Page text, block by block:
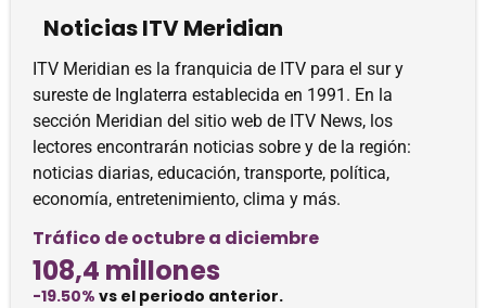
Noticias ITV Meridian
ITV Meridian es la franquicia de ITV para el sur y
sureste de Inglaterra establecida en 1991. En la
sección Meridian del sitio web de ITV News, los
lectores encontrarán noticias sobre y de la región:
noticias diarias, educación, transporte, política,
economía, entretenimiento, clima y más.
Tráfico de octubre a diciembre
108,4 millones
-19.50% vs el periodo anterior.